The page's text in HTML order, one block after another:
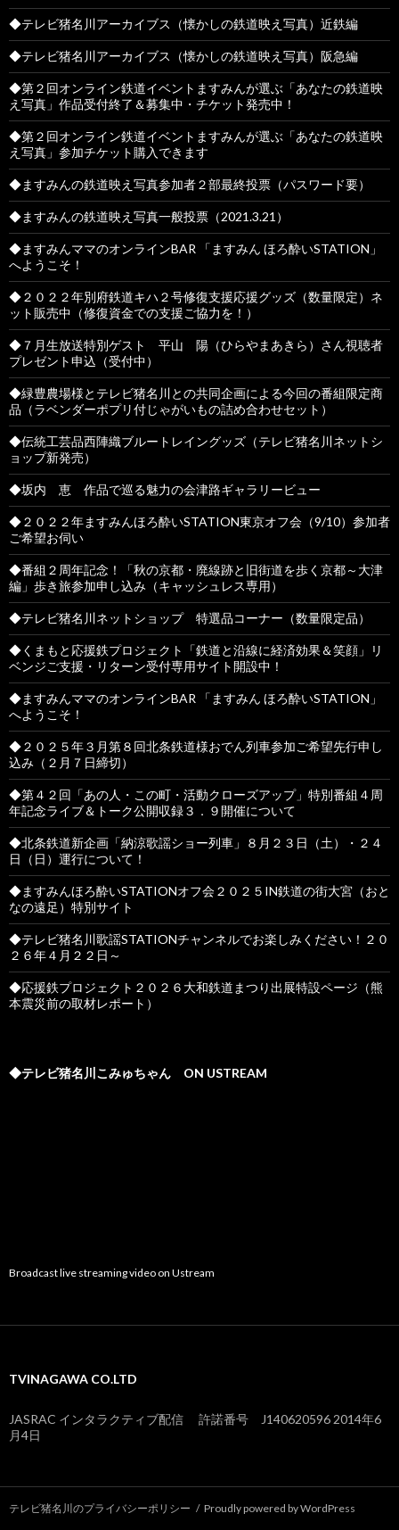
◆テレビ猪名川アーカイブス（懐かしの鉄道映え写真）近鉄編
◆テレビ猪名川アーカイブス（懐かしの鉄道映え写真）阪急編
◆第２回オンライン鉄道イベントますみんが選ぶ「あなたの鉄道映
え写真」作品受付終了＆募集中・チケット発売中！
◆第２回オンライン鉄道イベントますみんが選ぶ「あなたの鉄道映
え写真」参加チケット購入できます
◆ますみんの鉄道映え写真参加者２部最終投票（パスワード要）
◆ますみんの鉄道映え写真一般投票（2021.3.21）
◆ますみんママのオンラインBAR 「ますみん ほろ酔いSTATION」
へようこそ！
◆２０２２年別府鉄道キハ２号修復支援応援グッズ（数量限定）ネ
ット販売中（修復資金での支援ご協力を！）
◆７月生放送特別ゲスト 平山 陽（ひらやまあきら）さん視聴者
プレゼント申込（受付中）
◆緑豊農場様とテレビ猪名川との共同企画による今回の番組限定商
品（ラベンダーポプリ付じゃがいもの詰め合わせセット）
◆伝統工芸品西陣織ブルートレイングッズ（テレビ猪名川ネットシ
ョップ新発売）
◆坂内 恵 作品で巡る魅力の会津路ギャラリービュー
◆２０２２年ますみんほろ酔いSTATION東京オフ会（9/10）参加者
ご希望お伺い
◆番組２周年記念！「秋の京都・廃線跡と旧街道を歩く京都～大津
編」歩き旅参加申し込み（キャッシュレス専用）
◆テレビ猪名川ネットショップ 特選品コーナー（数量限定品）
◆くまもと応援鉄プロジェクト「鉄道と沿線に経済効果＆笑顔」リ
ベンジご支援・リターン受付専用サイト開設中！
◆ますみんママのオンラインBAR 「ますみん ほろ酔いSTATION」
へようこそ！
◆２０２５年３月第８回北条鉄道様おでん列車参加ご希望先行申し
込み（２月７日締切）
◆第４２回「あの人・この町・活動クローズアップ」特別番組４周
年記念ライブ＆トーク公開収録３．９開催について
◆北条鉄道新企画「納涼歌謡ショー列車」８月２３日（土）・２４
日（日）運行について！
◆ますみんほろ酔いSTATIONオフ会２０２５IN鉄道の街大宮（おと
なの遠足）特別サイト
◆テレビ猪名川歌謡STATIONチャンネルでお楽しみください！２０
２６年４月２２日～
◆応援鉄プロジェクト２０２６大和鉄道まつり出展特設ページ（熊
本震災前の取材レポート）
◆テレビ猪名川こみゅちゃん ON USTREAM
Broadcast live streaming video on Ustream
TVINAGAWA CO.LTD
JASRAC インタラクティブ配信 許諾番号 J140620596 2014年6
月4日
テレビ猪名川のプライバシーポリシー Proudly powered by WordPress